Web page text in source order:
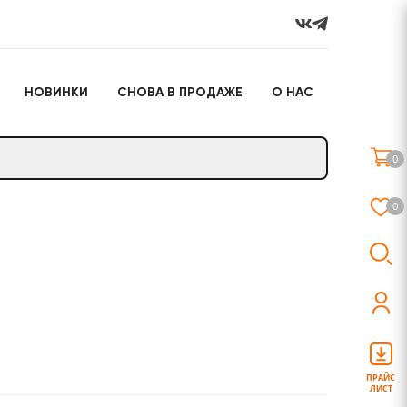
НОВИНКИ СНОВА В ПРОДАЖЕ О НАС
Настольные игры
Подарочные наборы
Слайм
0
0
ПРАЙС
ЛИСТ